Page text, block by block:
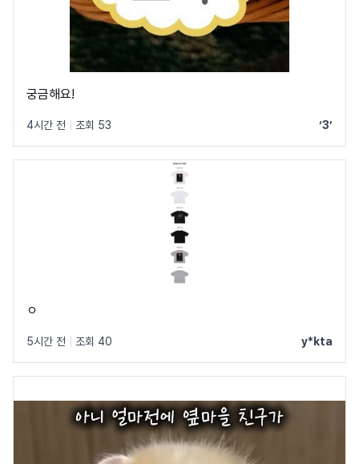
궁금해요!
4시간 전 조회 53 ‘3’
ㅇ
5시간 전 조회 40 y*kta